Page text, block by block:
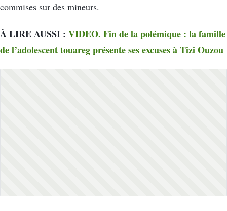
commises sur des mineurs.
À LIRE AUSSI : VIDEO. Fin de la polémique : la famille
de l’adolescent touareg présente ses excuses à Tizi Ouzou